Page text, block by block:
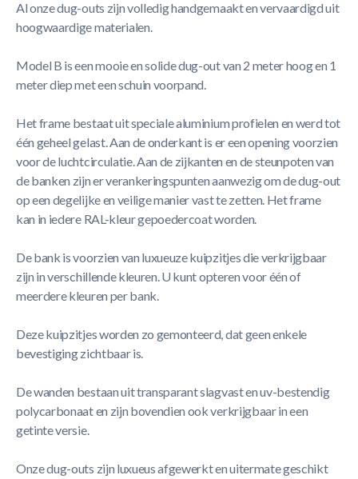
Al onze dug-outs zijn volledig handgemaakt en vervaardigd uit
hoogwaardige materialen.
Model B is een mooie en solide dug-out van 2 meter hoog en 1
meter diep met een schuin voorpand.
Het frame bestaat uit speciale aluminium profielen en werd tot
één geheel gelast. Aan de onderkant is er een opening voorzien
voor de luchtcirculatie. Aan de zijkanten en de steunpoten van
de banken zijn er verankeringspunten aanwezig om de dug-out
op een degelijke en veilige manier vast te zetten. Het frame
kan in iedere RAL-kleur gepoedercoat worden.
De bank is voorzien van luxueuze kuipzitjes die verkrijgbaar
zijn in verschillende kleuren. U kunt opteren voor één of
meerdere kleuren per bank.
Deze kuipzitjes worden zo gemonteerd, dat geen enkele
bevestiging zichtbaar is.
De wanden bestaan uit transparant slagvast en uv-bestendig
polycarbonaat en zijn bovendien ook verkrijgbaar in een
getinte versie.
Onze dug-outs zijn luxueus afgewerkt en uitermate geschikt